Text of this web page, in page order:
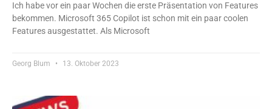
Ich habe vor ein paar Wochen die erste Präsentation von Features
bekommen. Microsoft 365 Copilot ist schon mit ein paar coolen
Features ausgestattet. Als Microsoft
Georg Blum 13. Oktober 2023